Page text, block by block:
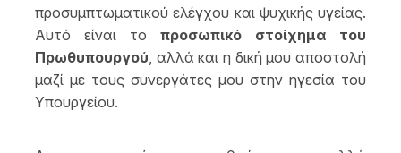
προσυμπτωματικού ελέγχου και ψυχικής υγείας.
Αυτό είναι το προσωπικό στοίχημα του
Πρωθυπουργού , αλλά και η δική μου αποστολή
μαζί με τους συνεργάτες μου στην ηγεσία του
Υπουργείου.